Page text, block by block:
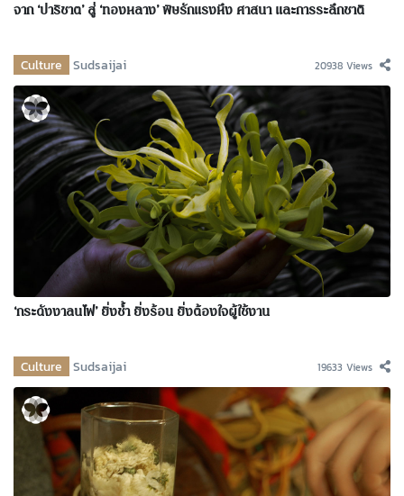
จาก ‘ปาริชาต’ สู่ ‘ทองหลาง’ พิษรักแรงหึง ศาสนา และการระลึกชาติ
Culture Sudsaijai 20938 Views
‘กระดังงาลนไฟ’ ยิ่งช้ำ ยิ่งร้อน ยิ่งต้องใจผู้ใช้งาน
Culture Sudsaijai 19633 Views